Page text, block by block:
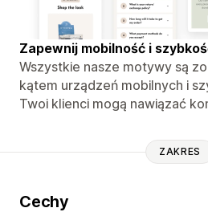
Zapewnij mobilność i
Wszystkie nasze motywy są
kątem urządzeń mobilnych i
Twoi klienci mogą nawiązać
ZAKRES
Cechy